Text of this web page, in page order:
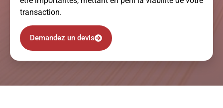
transaction.
Demandez un devis